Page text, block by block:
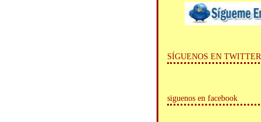
SÍGUENOS EN TWITTER
siguenos en facebook